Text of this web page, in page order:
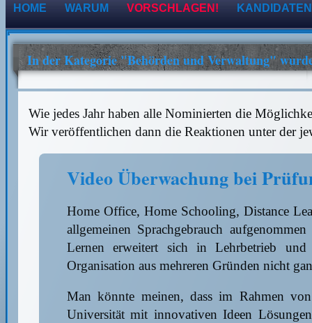
HOME WARUM VORSCHLAGEN! KANDIDATEN
In der Kategorie "Behörden und Verwaltung"
Wie jedes Jahr haben alle Nominierten die
Wir veröffentlichen dann die Reaktionen unter der
Video Überwachung bei
Home Office, Home Schooling, Distance
allgemeinen Sprachgebrauch
Lernen erweitert sich in Lehrbetrieb
Organisation aus mehreren Gründen nicht
Man könnte meinen, dass im Rahmen
Universität mit innovativen Ideen